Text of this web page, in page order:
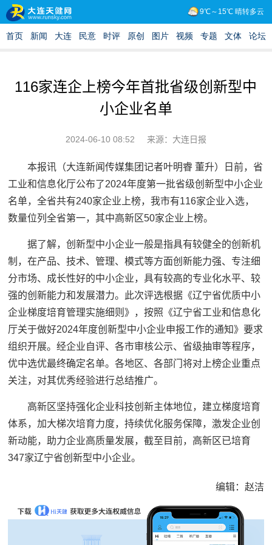
116家连企上榜今年首批省级创新型中
小企业名单
2024-06-10 08:52 来源：大连日报
本报讯（大连新闻传媒集团记者叶明睿 董升）日前，省
工业和信息化厅公布了2024年度第一批省级创新型中小企业
名单，全省共有240家企业上榜，我市有116家企业入选，
数量位列全省第一，其中高新区50家企业上榜。
据了解，创新型中小企业一般是指具有较健全的创新机
制，在产品、技术、管理、模式等方面创新能力强、专注细
分市场、成长性好的中小企业，具有较高的专业化水平、较
强的创新能力和发展潜力。此次评选根据《辽宁省优质中小
企业梯度培育管理实施细则》，按照《辽宁省工业和信息化
厅关于做好2024年度创新型中小企业申报工作的通知》要求
组织开展。经企业自评、各市审核公示、省级抽审等程序，
优中选优最终确定名单。各地区、各部门将对上榜企业重点
关注，对其优秀经验进行总结推广。
高新区坚持强化企业科技创新主体地位，建立梯度培育
体系，加大梯次培育力度，持续优化服务保障，激发企业创
新动能，助力企业高质量发展，截至目前，高新区已培育
347家辽宁省创新型中小企业。
编辑：赵洁